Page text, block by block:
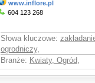
www.inflore.pl
604 123 268
Słowa kluczowe:
ogrodniczy,
Branże: Kwiaty, Ogród,